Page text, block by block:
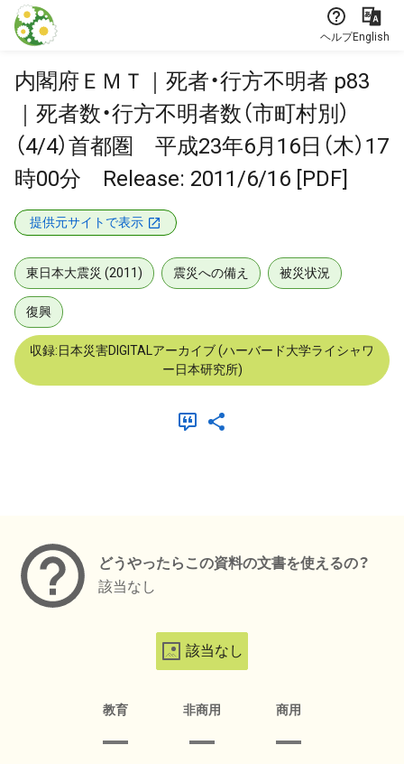
本文に飛ぶ
ヘルプEnglish
内閣府ＥＭＴ｜死者・行方不明者 p83
｜死者数・行方不明者数（市町村別）
（4/4）首都圏 平成23年6月16日（木）17
時00分 Release: 2011/6/16 [PDF]
提供元サイトで表示
東日本大震災 (2011) 震災への備え 被災状況
復興
収録:日本災害DIGITALアーカイブ (ハーバード大学ライシャワ
ー日本研究所)
どうやったらこの資料の文書を使えるの？
該当なし
該当なし
教育 非商用 商用